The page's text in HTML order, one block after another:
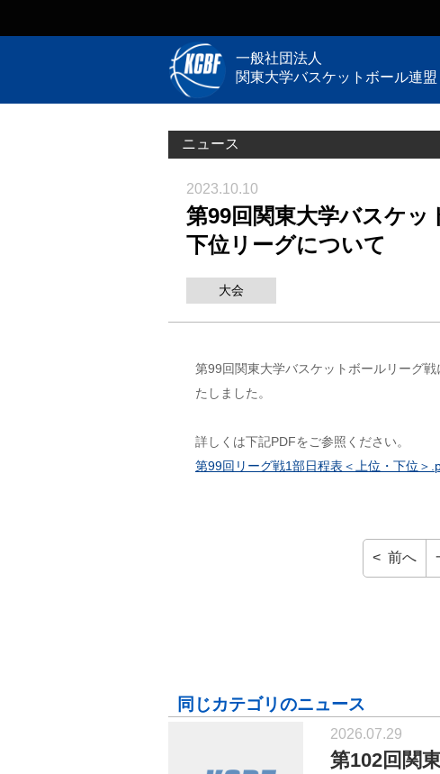
一般社団法人
関東大学バスケットボール連盟
ニュース
2023.10.10
第99回関東大学バスケッ
下位リーグについて
大会
第99回関東大学バスケットボールリーグ
たしました。
詳しくは下記PDFをご参照ください。
第99回リーグ戦1部日程表＜上位・下位＞
< 前へ
同じカテゴリのニュース
2026.07.29
第102回関